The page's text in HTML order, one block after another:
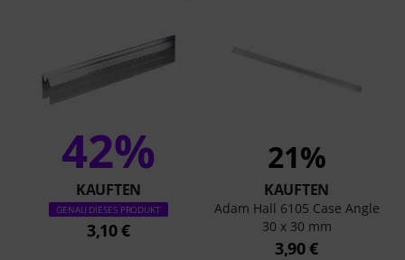
42%
KAUFTEN
GENAU DIESES PRODUKT
3,10 €
21%
KAUFTEN
Adam Hall 6105 Case Angle
30 x 30 mm
3,90 €